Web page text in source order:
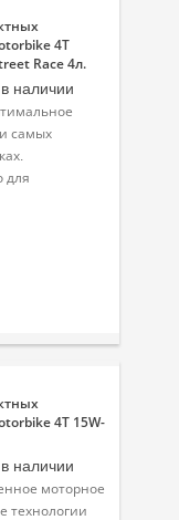
4T
Race 4л.
наличии
самых
для
4T 15W-
наличии
моторное
технологии